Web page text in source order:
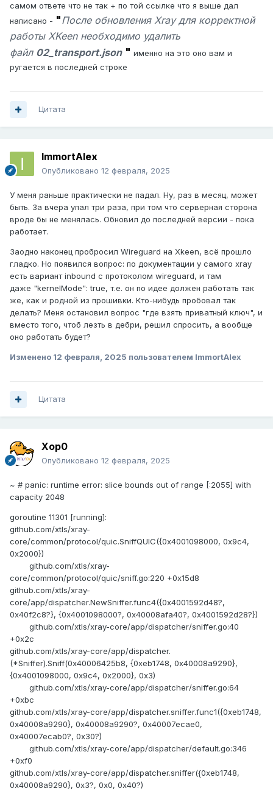
самом ответе что не так + по той ссылке что я выше дал
написано - "После обновления Xray для корректной
работы XKeen необходимо удалить
файл 02_transport.json " именно на это оно вам и
ругается в последней строке
Цитата
ImmortAlex
Опубликовано 12 февраля, 2025
У меня раньше практически не падал. Ну, раз в месяц, может
быть. За вчера упал три раза, при том что серверная сторона
вроде бы не менялась. Обновил до последней версии - пока
работает.
Заодно наконец пробросил Wireguard на Xkeen, всё прошло
гладко. Но появился вопрос: по документации у самого xray
есть вариант inbound с протоколом wireguard, и там
даже "kernelMode": true, т.е. он по идее должен работать так
же, как и родной из прошивки. Кто-нибудь пробовал так
делать? Меня остановил вопрос "где взять приватный ключ", и
вместо того, чтоб лезть в дебри, решил спросить, а вообще
оно работать будет?
Изменено 12 февраля, 2025 пользователем ImmortAlex
Цитата
Xop0
Опубликовано 12 февраля, 2025
~ # panic: runtime error: slice bounds out of range [:2055] with
capacity 2048
goroutine 11301 [running]:
github.com/xtls/xray-
core/common/protocol/quic.SniffQUIC({0x4001098000, 0x9c4,
0x2000})
github.com/xtls/xray-
core/common/protocol/quic/sniff.go:220 +0x15d8
github.com/xtls/xray-
core/app/dispatcher.NewSniffer.func4({0x4001592d48?,
0x40f2c8?}, {0x4001098000?, 0x40008afa40?, 0x4001592d28?})
github.com/xtls/xray-core/app/dispatcher/sniffer.go:40
+0x2c
github.com/xtls/xray-core/app/dispatcher.
(*Sniffer).Sniff(0x40006425b8, {0xeb1748, 0x40008a9290},
{0x4001098000, 0x9c4, 0x2000}, 0x3)
github.com/xtls/xray-core/app/dispatcher/sniffer.go:64
+0xbc
github.com/xtls/xray-core/app/dispatcher.sniffer.func1({0xeb1748,
0x40008a9290}, 0x40008a9290?, 0x40007ecae0,
0x40007ecab0?, 0x30?)
github.com/xtls/xray-core/app/dispatcher/default.go:346
+0xf0
github.com/xtls/xray-core/app/dispatcher.sniffer({0xeb1748,
0x40008a9290}, 0x3?, 0x0, 0x40?)